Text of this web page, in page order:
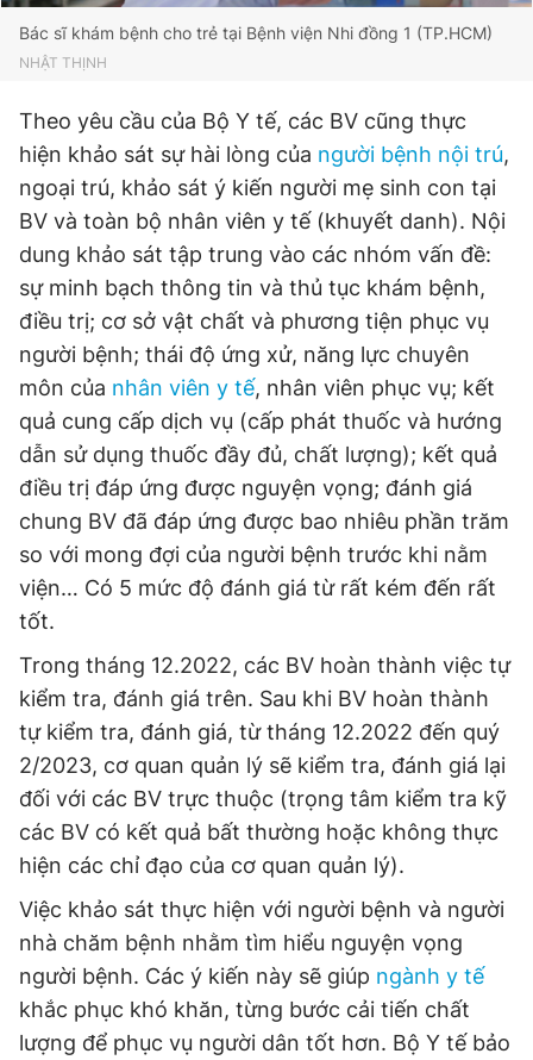
Bác sĩ khám bệnh cho trẻ tại Bệnh viện Nhi đồng 1 (TP.HCM)
NHẬT THỊNH
Theo yêu cầu của Bộ Y tế, các BV cũng thực
hiện khảo sát sự hài lòng của người bệnh nội trú,
ngoại trú, khảo sát ý kiến người mẹ sinh con tại
BV và toàn bộ nhân viên y tế (khuyết danh). Nội
dung khảo sát tập trung vào các nhóm vấn đề:
sự minh bạch thông tin và thủ tục khám bệnh,
điều trị; cơ sở vật chất và phương tiện phục vụ
người bệnh; thái độ ứng xử, năng lực chuyên
môn của nhân viên y tế, nhân viên phục vụ; kết
quả cung cấp dịch vụ (cấp phát thuốc và hướng
dẫn sử dụng thuốc đầy đủ, chất lượng); kết quả
điều trị đáp ứng được nguyện vọng; đánh giá
chung BV đã đáp ứng được bao nhiêu phần trăm
so với mong đợi của người bệnh trước khi nằm
viện… Có 5 mức độ đánh giá từ rất kém đến rất
tốt.
Trong tháng 12.2022, các BV hoàn thành việc tự
kiểm tra, đánh giá trên. Sau khi BV hoàn thành
tự kiểm tra, đánh giá, từ tháng 12.2022 đến quý
2/2023, cơ quan quản lý sẽ kiểm tra, đánh giá lại
đối với các BV trực thuộc (trọng tâm kiểm tra kỹ
các BV có kết quả bất thường hoặc không thực
hiện các chỉ đạo của cơ quan quản lý).
Việc khảo sát thực hiện với người bệnh và người
nhà chăm bệnh nhằm tìm hiểu nguyện vọng
người bệnh. Các ý kiến này sẽ giúp ngành y tế
khắc phục khó khăn, từng bước cải tiến chất
lượng để phục vụ người dân tốt hơn. Bộ Y tế bảo